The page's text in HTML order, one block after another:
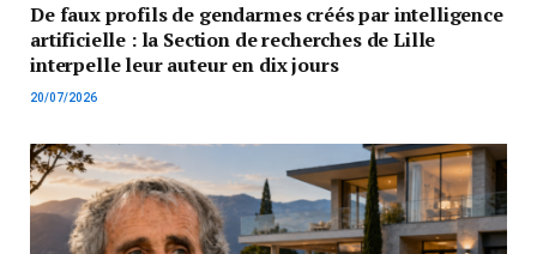
De faux profils de gendarmes créés par intelligence
artificielle : la Section de recherches de Lille
interpelle leur auteur en dix jours
20/07/2026